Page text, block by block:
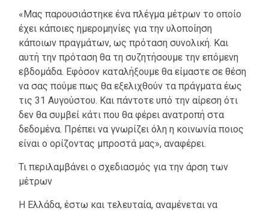
«Μας παρουσιάστηκε ένα πλέγμα μέτρων το οποίο
έχει κάποιες ημερομηνίες για την υλοποίηση
κάποιων πραγμάτων, ως πρόταση συνολική. Και
αυτή την πρόταση θα τη συζητήσουμε την επόμενη
εβδομάδα. Εφόσον καταλήξουμε θα είμαστε σε θέση
να σας πούμε πως θα εξελιχθούν τα πράγματα έως
τις 31 Αυγούστου. Και πάντοτε υπό την αίρεση ότι
δεν θα συμβεί κάτι που θα φέρει ανατροπή στα
δεδομένα. Πρέπει να γνωρίζει όλη η κοινωνία ποιος
είναι ο ορίζοντας μπροστά μας», αναφέρει.
Τι περιλαμβάνει ο σχεδιασμός για την άρση των
μέτρων
Η Ελλάδα, έστω και τελευταία, αναμένεται να